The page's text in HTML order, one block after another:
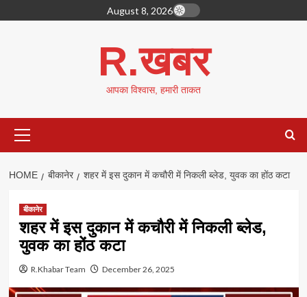
to
August 8, 2026
R.खबर
आपका विश्वास, हमारी ताकत
Menu
HOME बीकानेर शहर में इस दुकान में कचौरी में निकली ब्लेड, युवक का होंठ कटा
बीकानेर
शहर में इस दुकान में कचौरी में निकली ब्लेड,
युवक का होंठ कटा
R.Khabar Team December 26, 2025